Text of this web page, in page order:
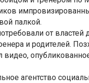
палкой.
от
и родителей.
видео,
агентство